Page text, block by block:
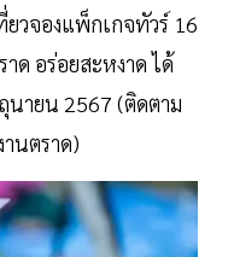
วจองแพ็กเกจทัวร์ 16
ด อร่อยสะหงาด ได้
ายน 2567 (ติดตาม
นตราด)